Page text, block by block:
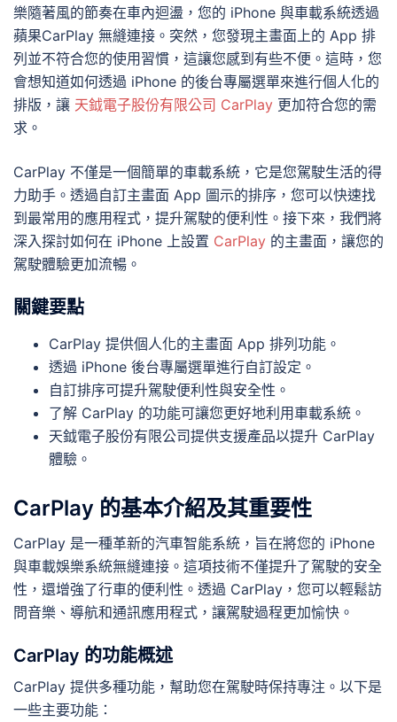
樂隨著風的節奏在車內迴盪，您的 iPhone 與車載系統透過
蘋果CarPlay 無縫連接。突然，您發現主畫面上的 App 排
列並不符合您的使用習慣，這讓您感到有些不便。這時，您
會想知道如何透過 iPhone 的後台專屬選單來進行個人化的
排版，讓 天鉞電子股份有限公司 CarPlay 更加符合您的需
求。
CarPlay 不僅是一個簡單的車載系統，它是您駕駛生活的得
力助手。透過自訂主畫面 App 圖示的排序，您可以快速找
到最常用的應用程式，提升駕駛的便利性。接下來，我們將
深入探討如何在 iPhone 上設置 CarPlay 的主畫面，讓您的
駕駛體驗更加流暢。
關鍵要點
CarPlay 提供個人化的主畫面 App 排列功能 。
透過 iPhone 後台專屬選單進行自訂設定。
自訂排序可提升駕駛便利性與安全性。
了解 CarPlay 的功能可讓您更好地利用車載系統。
天鉞電子股份有限公司提供支援產品以提升 CarPlay
體驗。
CarPlay 的基本介紹及其重要性
CarPlay 是一種革新的汽車智能系統，旨在將您的 iPhone
與車載娛樂系統無縫連接。這項技術不僅提升了駕駛的安全
性，還增強了行車的便利性。透過 CarPlay，您可以輕鬆訪
問音樂、導航和通訊應用程式，讓駕駛過程更加愉快。
CarPlay 的功能概述
CarPlay 提供多種功能，幫助您在駕駛時保持專注。以下是
一些主要功能：